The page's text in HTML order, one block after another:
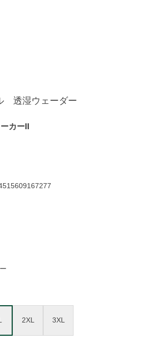
カーⅡ
透湿ウェーダー
2XL 3XL